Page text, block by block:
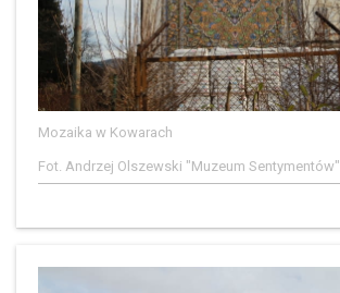
Mozaika w Kowarach
Fot. Andrzej Olszewski "Muzeum Sentymentów"